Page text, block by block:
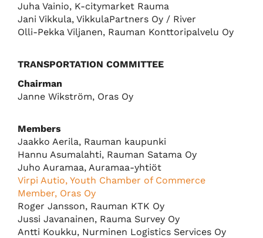
Juha Vainio, K-citymarket Rauma
Jani Vikkula, VikkulaPartners Oy / River
Olli-Pekka Viljanen, Rauman Konttoripalvelu Oy
TRANSPORTATION COMMITTEE
Chairman
Janne Wikström, Oras Oy
Members
Jaakko Aerila, Rauman kaupunki
Hannu Asumalahti, Rauman Satama Oy
Juho Auramaa, Auramaa-yhtiöt
Virpi Autio, Youth Chamber of Commerce
Member, Oras Oy
Roger Jansson, Rauman KTK Oy
Jussi Javanainen, Rauma Survey Oy
Antti Koukku, Nurminen Logistics Services Oy